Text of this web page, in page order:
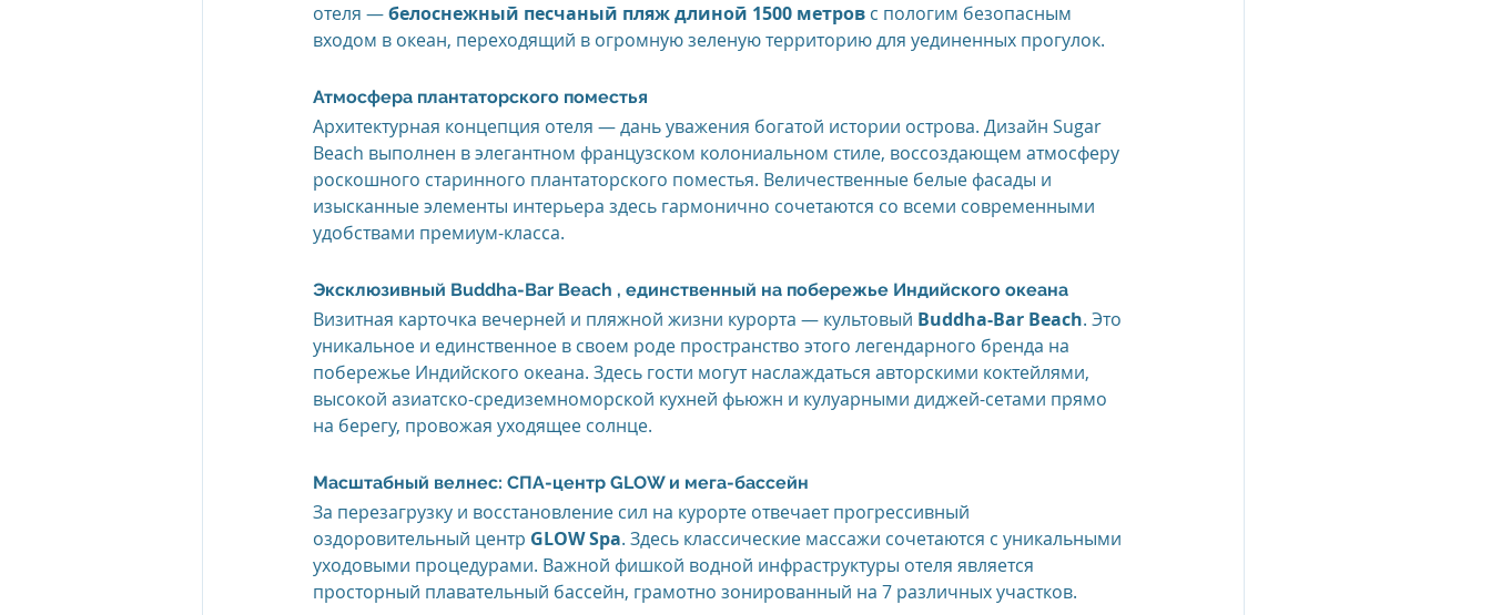
отеля — белоснежный песчаный пляж длиной 1500 метров с пологим безопасным
входом в океан, переходящий в огромную зеленую территорию для уединенных прогулок.
Атмосфера плантаторского поместья
Архитектурная концепция отеля — дань уважения богатой истории острова. Дизайн Sugar
Beach выполнен в элегантном французском колониальном стиле, воссоздающем атмосферу
роскошного старинного плантаторского поместья. Величественные белые фасады и
изысканные элементы интерьера здесь гармонично сочетаются со всеми современными
удобствами премиум-класса.
Эксклюзивный Buddha-Bar Beach , единственный на побережье Индийского океана
Визитная карточка вечерней и пляжной жизни курорта — культовый Buddha-Bar Beach. Это
уникальное и единственное в своем роде пространство этого легендарного бренда на
побережье Индийского океана. Здесь гости могут наслаждаться авторскими коктейлями,
высокой азиатско-средиземноморской кухней фьюжн и кулуарными диджей-сетами прямо
на берегу, провожая уходящее солнце.
Масштабный велнес: СПА-центр GLOW и мега-бассейн
За перезагрузку и восстановление сил на курорте отвечает прогрессивный
оздоровительный центр GLOW Spa. Здесь классические массажи сочетаются с уникальными
уходовыми процедурами. Важной фишкой водной инфраструктуры отеля является
просторный плавательный бассейн, грамотно зонированный на 7 различных участков.